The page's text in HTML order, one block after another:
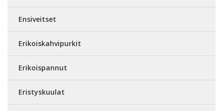
Ensiveitset
Erikoiskahvipurkit
Erikoispannut
Eristyskuulat